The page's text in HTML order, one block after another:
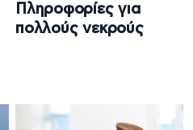
Πληροφορίες για
πολλούς νεκρούς